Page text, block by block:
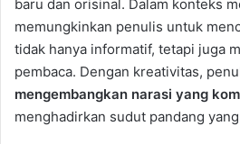
baru dan orisinal. Dalam konteks
memungkinkan penulis untuk
tidak hanya informatif, tetapi juga
pembaca. Dengan kreativitas,
mengembangkan narasi yang
menghadirkan sudut pandang